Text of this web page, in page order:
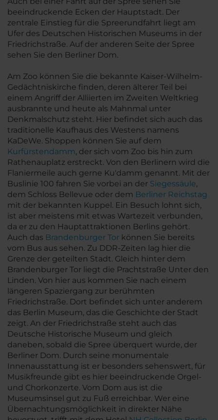
beeindruckende Ecken der Hauptstadt. Der
zentrale Einstieg für die Spreerundfahrt liegt am
Ufer des Deutschen Historischen Museums in der
Friedrichstraße. Auf der anderen Seite der Spree
sehen Sie den Berliner Dom.
Am Zoo können Sie die bekannte Kaiser-Wilhelm-
Gedächtniskirche finden, deren älterer Teil bei
einem Angriff der Alliierten im Zweiten Weltkrieg
ausbrannte und heute als Mahnmal unter
Denkmalschutz steht. Hier befindet sich auch das
traditionelle Kaufhaus des Westens namens
KaDeWe. Shoppen können Sie auf dem
Kurfürstendamm, der sich vom Zoo bis hin zum
Rathenauplatz erstreckt. Von den Berlinern wird die
Flaniermeile auch gerne Ku'damm genannt. Mit der
Buslinie 100 fahren Sie vorbei an der Siegessäule,
dem Schloss Bellevue oder dem Berliner Reichstag
mit der bekannten Kuppel. Ein Besuch lohnt sich,
ist aber meistens mit etwas Wartezeit verbunden,
da er zu den Hauptattraktionen Berlins gehört.
Auch das Brandenburger Tor können Sie bereits
vom Bus aus sehen. Zu DDR-Zeiten lag hier die
Grenze der geteilten Stadt. Gleich hinter dem
Brandenburger Tor liegt die Prachtstraße Unter den
Linden. Von hier aus kommen Sie nach einem
längeren Spaziergang zur berühmten
Friedrichstraße. Dort befindet sich unter anderem
das Berlin Museum, das die Geschichte der Stadt
zeigt. An der Friedrichstraße steht auch das
Deutsche Historische Museum und gleich
daneben, sobald die Spree überquert wurde, der
Berliner Dom. Durch seine monumentale
Innenausstattung ist er besonders sehenswert, für
Musikfreunde gibt es hier beeindruckende Orgel-
und Chorkonzerte. Vom Dom aus ist die
Museumsinsel gut zu Fuß erreichbar. Wer eine
Übernachtungsmöglichkeit in direkter Nähe